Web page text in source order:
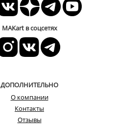
MAKart в соцсетях
ДОПОЛНИТЕЛЬНО
О компании
Контакты
Отзывы